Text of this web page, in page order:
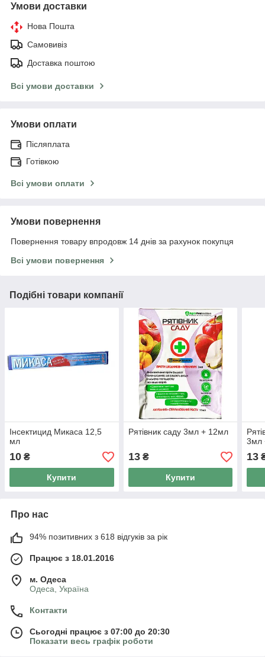
Умови доставки
Нова Пошта
Самовивіз
Доставка поштою
Всі умови доставки
Умови оплати
Післяплата
Готівкою
Всі умови оплати
Умови повернення
Повернення товару впродовж 14 днів за рахунок покупця
Всі умови повернення
Подібні товари компанії
Інсектицид Микаса 12,5
мл
10 ₴
Купити
Рятівник саду 3мл + 12мл
13₴
Купити
3мл
13
Про нас
94% позитивних з 618 відгуків за рік
Працює з 18.01.2016
м. Одеса
Одеса, Україна
Контакти
Сьогодні працює з 07:00 до 20:30
Показати весь графік роботи